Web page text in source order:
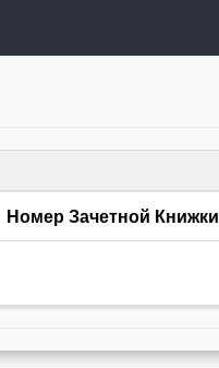
Номер Зачетной Книжки